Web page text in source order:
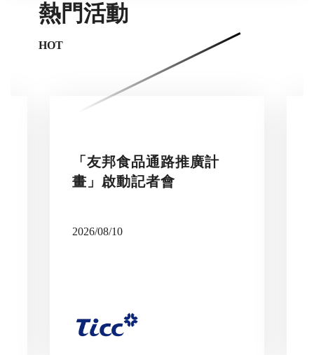
熱門活動
HOT
「友邦食品通路推廣計
畫」啟動記者會
2026/08/10